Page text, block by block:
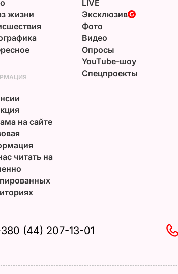
жизни
LIVE
Эксклюзив
Фото
Видео
Опросы
YouTube-шоу
Спецпроекты
на сайте
читать на
(44) 207-13-01